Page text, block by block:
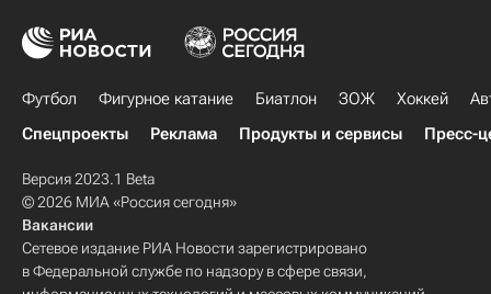
Футбол Фигурное катание Биатлон ЗОЖ Хоккей
Спецпроекты
Реклама Продукты и сервисы Пресс-
Версия 2023.1 Beta
© 2026 МИА «Россия сегодня»
Вакансии
Сетевое издание РИА Новости зарегистрировано
в Федеральной службе по надзору в сфере связи,